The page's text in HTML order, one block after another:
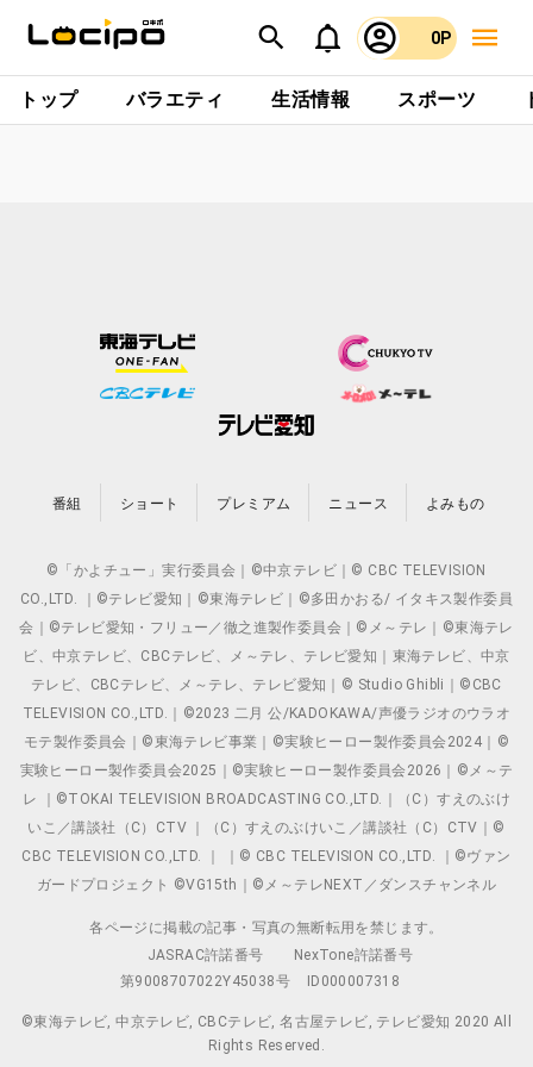
0P
トップ バラエティ 生活情報 スポーツ
番組 ショート プレミアム ニュース よみもの
©「かよチュー」実行委員会｜©中京テレビ｜© CBC TELEVISION
CO.,LTD. ｜©テレビ愛知｜©東海テレビ｜©多田かおる/ イタキス製作委員
会｜©テレビ愛知・フリュー／徹之進製作委員会｜©メ～テレ｜©東海テレ
ビ、中京テレビ、CBCテレビ、メ～テレ、テレビ愛知｜東海テレビ、中京
テレビ、CBCテレビ、メ～テレ、テレビ愛知｜© Studio Ghibli｜©CBC
TELEVISION CO.,LTD.｜©2023 二月 公/KADOKAWA/声優ラジオのウラオ
モテ製作委員会｜©東海テレビ事業｜©実験ヒーロー製作委員会2024｜©
実験ヒーロー製作委員会2025｜©実験ヒーロー製作委員会2026｜©メ～テ
レ ｜©TOKAI TELEVISION BROADCASTING CO.,LTD.｜（C）すえのぶけ
いこ／講談社（C）CTV ｜（C）すえのぶけいこ／講談社（C）CTV｜©
CBC TELEVISION CO.,LTD. ｜ ｜© CBC TELEVISION CO.,LTD. ｜©ヴァン
ガードプロジェクト ©VG15th｜©メ～テレNEXT／ダンスチャンネル
各ページに掲載の記事・写真の無断転用を禁じます。
JASRAC許諾番号
NexTone許諾番号
第9008707022Y45038号
ID000007318
©東海テレビ, 中京テレビ, CBCテレビ, 名古屋テレビ, テレビ愛知 2020 All
Rights Reserved.